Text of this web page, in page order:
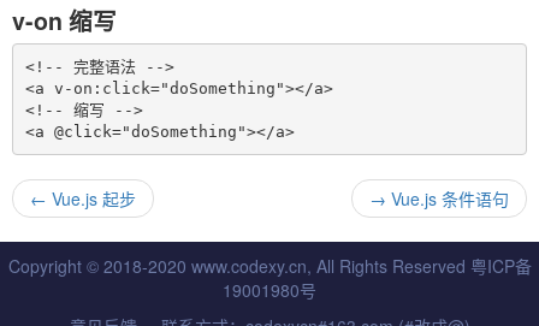
v-on 缩写
<!-- 完整语法 -->
<a v-on:click="doSomething"></a>
<!-- 缩写 -->
<a @click="doSomething"></a>
← Vue.js 起步 → Vue.js 条件语句
Copyright © 2018-2020 www.codexy.cn, All Rights Reserved 粤ICP备
19001980号